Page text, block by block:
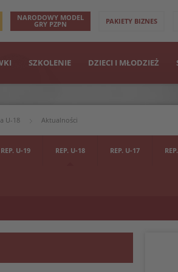
NARODOWY MODEL
GRY PZPN PAKIETY BIZNES
SZKOLENIE DZIECI I MŁODZIEŻ
U-18 Aktualności
REP. U-19 REP. U-18 REP. U-17